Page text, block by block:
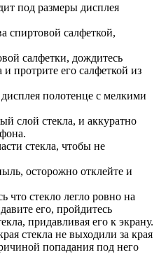
под размеры дисплея
спиртовой салфеткой,
салфетки, дождитесь
протрите его салфеткой из
полотенце с мелкими
слой стекла, и аккуратно
стекла, чтобы не
осторожно отклейте и
что стекло легло ровно на
его, пройдитесь
придавливая его к экрану.
стекла не выходили за края
попадания под него